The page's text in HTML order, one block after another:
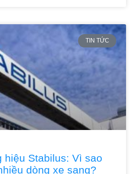
TIN TỨC
Stabilus: Vì sao
dòng xe sang?